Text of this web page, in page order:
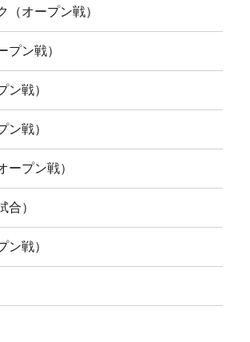
（オープン戦）
プン戦）
ン戦）
ン戦）
ープン戦）
合）
ン戦）